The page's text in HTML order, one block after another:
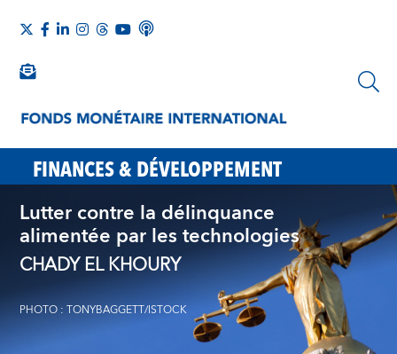
FINANCES & DÉVELOPPEMENT
Lutter contre la délinquance
alimentée par les technologies
CHADY EL KHOURY
PHOTO : TONYBAGGETT/ISTOCK